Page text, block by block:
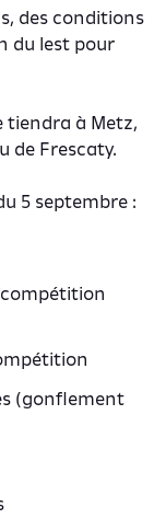
des conditions
du lest pour
tiendra à Metz,
de Frescaty.
5 septembre :
compétition
(gonflement